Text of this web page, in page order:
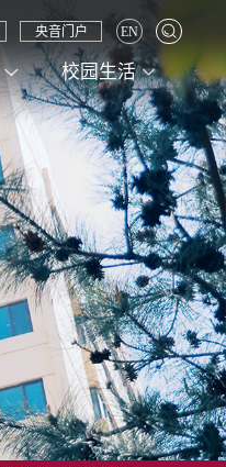
校园生活
央音门户 EN